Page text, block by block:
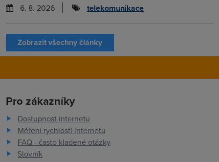
6. 8. 2026
telekomunikace
Zobrazit všechny články
Pro zákazníky
Dostupnost internetu
Měření rychlosti internetu
FAQ - často kladené otázky
Slovník